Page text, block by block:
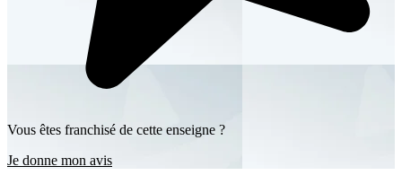
Vous êtes franchisé de cette enseigne ?
Je donne mon avis